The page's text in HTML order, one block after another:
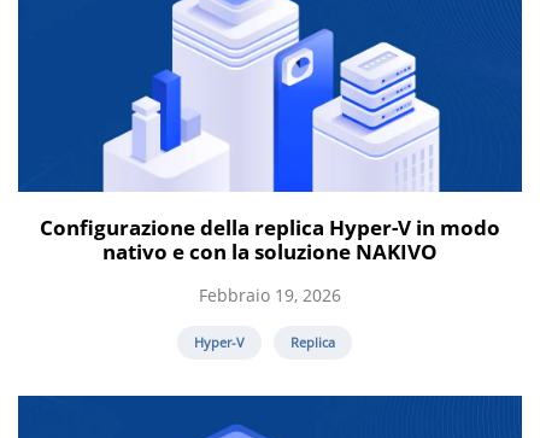
Configurazione della replica Hyper-V in modo
nativo e con la soluzione NAKIVO
Febbraio 19, 2026
Hyper-V Replica